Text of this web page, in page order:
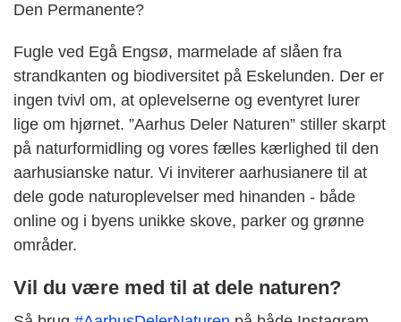
Den Permanente?
Fugle ved Egå Engsø, marmelade af slåen fra
strandkanten og biodiversitet på Eskelunden. Der er
ingen tvivl om, at oplevelserne og eventyret lurer
lige om hjørnet. ”Aarhus Deler Naturen” stiller skarpt
på naturformidling og vores fælles kærlighed til den
aarhusianske natur. Vi inviterer aarhusianere til at
dele gode naturoplevelser med hinanden - både
online og i byens unikke skove, parker og grønne
områder.
Vil du være med til at dele naturen?